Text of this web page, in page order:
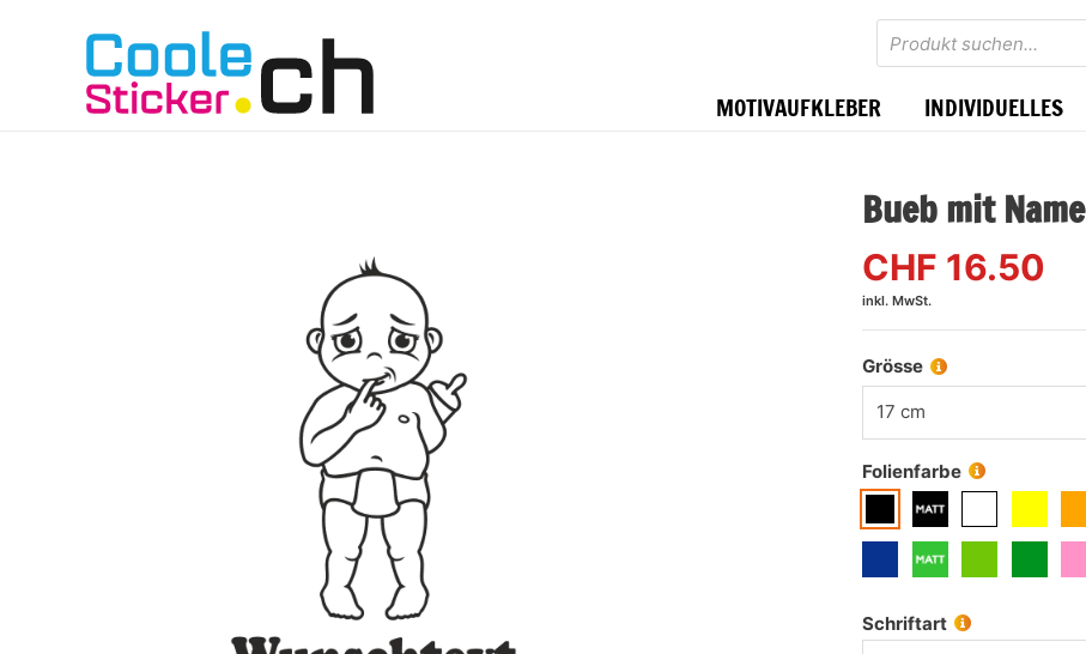
Products
search
MOTIVAUFKLEBER INDIVIDUELLES
Bueb mit Name
CHF 16.50
inkl. MwSt.
Grösse
17 cm
Folienfarbe
Schriftart